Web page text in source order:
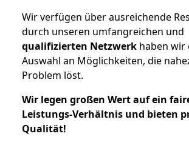
Wir verfügen über ausreichende
durch unseren umfangreichen und
qualifizierten Netzwerk haben wir
Auswahl an Möglichkeiten, die
Problem löst.
Wir legen großen Wert auf ein
Leistungs-Verhältnis und bieten
Qualität!